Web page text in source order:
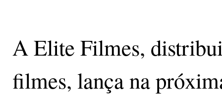
A Elite Filmes,
filmes, lança na